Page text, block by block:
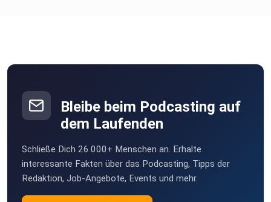
Bleibe beim Podcasting auf
dem Laufenden
Schließe Dich 26.000+ Menschen an. Erhalte
interessante Fakten über das Podcasting, Tipps der
Redaktion, Job-Angebote, Events und mehr.